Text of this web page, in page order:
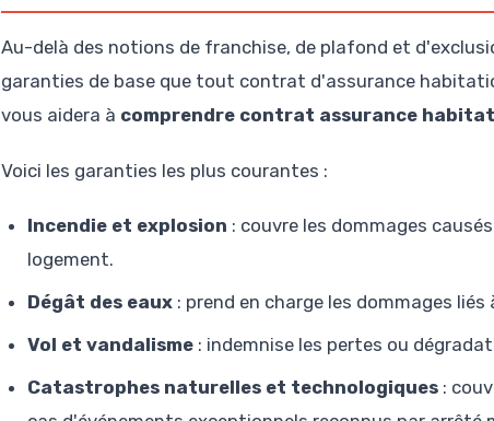
Au-delà des notions de franchise, de plafond et
garanties de base que tout contrat d'assurance
vous aidera à comprendre contrat assurance
Voici les garanties les plus courantes :
Incendie et explosion : couvre les dommages
logement.
Dégât des eaux : prend en charge les dommages
Vol et vandalisme : indemnise les pertes ou
Catastrophes naturelles et technologiques :